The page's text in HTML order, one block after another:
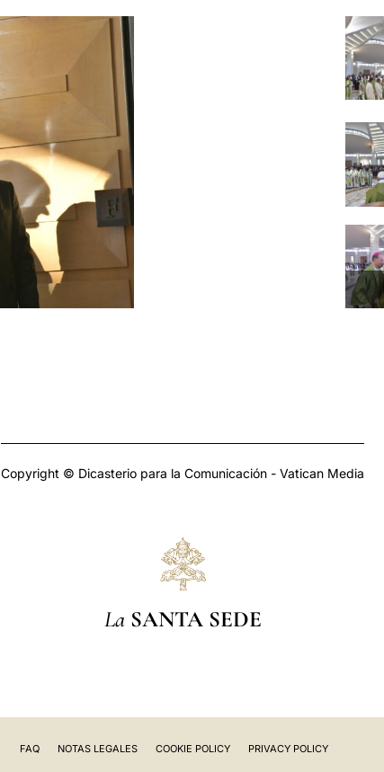
Copyright © Dicasterio para la Comunicación - Vatican Media
La SANTA SEDE
FAQ NOTAS LEGALES COOKIE POLICY PRIVACY POLICY